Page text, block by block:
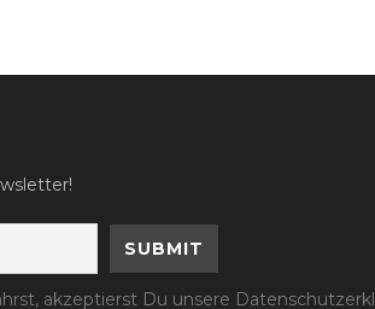
akzeptierst Du unsere